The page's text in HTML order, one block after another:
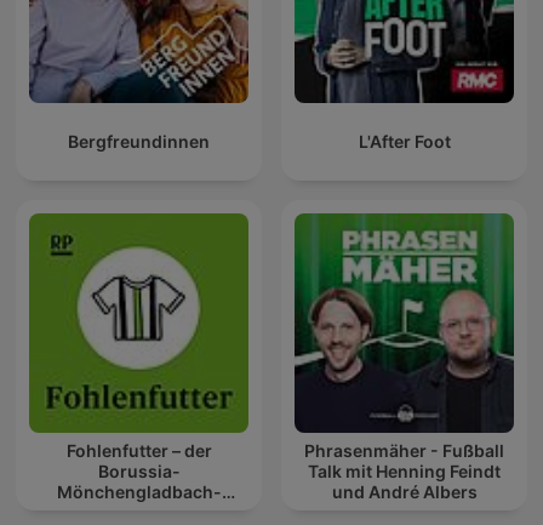
Bergfreundinnen L'After Foot
Fohlenfutter – der
Borussia-
Mönchengladbach-
Phrasenmäher - Fußball
Talk mit Henning Feindt
und André Albers